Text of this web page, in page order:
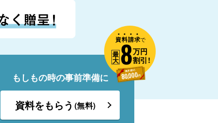
もしもの時の事前準備に
資料をもらう (無料)
資料請求で
最
大8万円
割引!